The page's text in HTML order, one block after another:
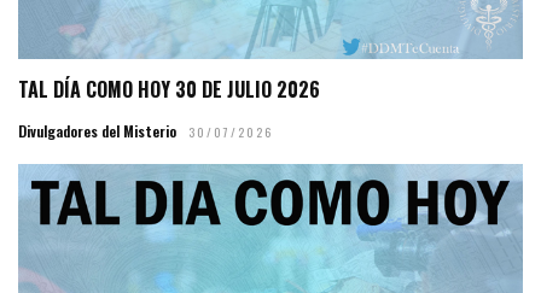
TAL DÍA COMO HOY 30 DE JULIO 2026
Divulgadores del Misterio 30/07/2026